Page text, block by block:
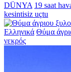
DÜNYA 19 saat
kesintisiz uçtu
Ελληνικά Θύμα
νεκρός